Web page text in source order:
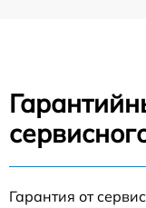
Гарантия от